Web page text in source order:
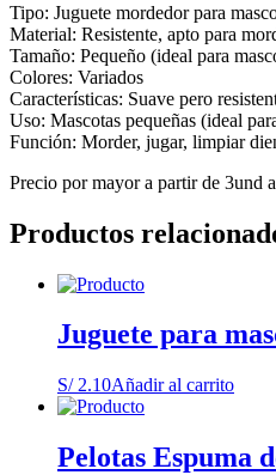
Tipo: Juguete mordedor para
Material: Resistente, apto para
Tamaño: Pequeño (ideal para
Colores: Variados
Características: Suave pero
Uso: Mascotas pequeñas (ideal
Función: Morder, jugar, limpiar
Precio por mayor a partir de 3und
Productos
Juguete para
S/2.10Añadir al carrito
Pelotas Espuma